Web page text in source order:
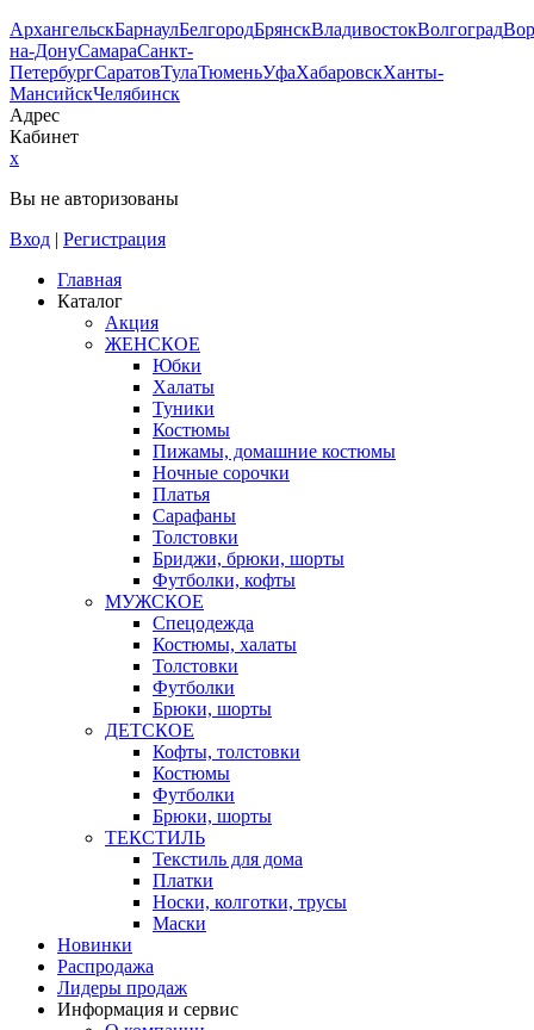
АрхангельскБарнаулБелгородБрянскВладивостокВолгоград
на-ДонуСамараСанкт-
ПетербургСаратовТулаТюменьУфаХабаровскХанты-
МансийскЧелябинск
Адрес
Кабинет
x
Вы не авторизованы
Вход | Регистрация
Главная
Каталог
Акция
ЖЕНСКОЕ
Юбки
Халаты
Туники
Костюмы
Пижамы, домашние костюмы
Ночные сорочки
Платья
Сарафаны
Толстовки
Бриджи, брюки, шорты
Футболки, кофты
МУЖСКОЕ
Спецодежда
Костюмы, халаты
Толстовки
Футболки
Брюки, шорты
ДЕТСКОЕ
Кофты, толстовки
Костюмы
Футболки
Брюки, шорты
ТЕКСТИЛЬ
Текстиль для дома
Платки
Носки, колготки, трусы
Маски
Новинки
Распродажа
Лидеры продаж
Информация и сервис